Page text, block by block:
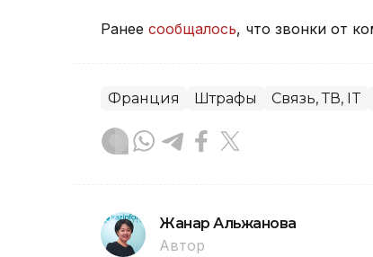
Ранее сообщалось, что звонки от
Франция Штрафы Связь, ТВ, IT
Жанар Альжанова
Автор